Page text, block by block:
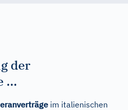
der
...
im italienischen